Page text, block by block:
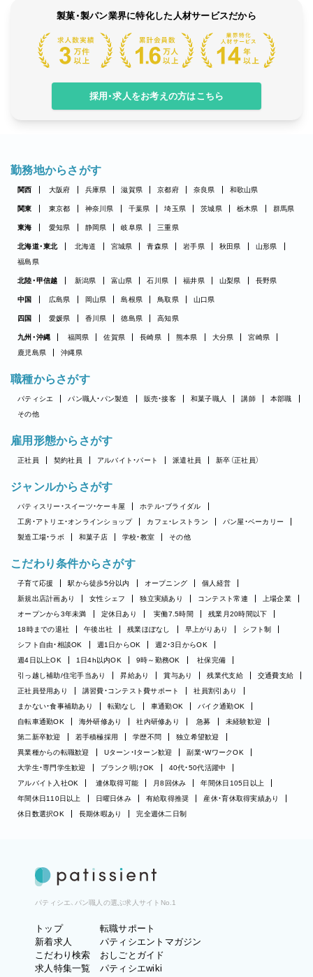
製菓・製パン業界に特化した人材サービスだから
採用・求人をお考えの方はこちら
勤務地からさがす
関西 大阪府 兵庫県 滋賀県 京都府 奈良県 和歌山県
関東 東京都 神奈川県 千葉県 埼玉県 茨城県 栃木県 群馬県
東海 愛知県 静岡県 岐阜県 三重県
北海道・東北 北海道 宮城県 青森県 岩手県 秋田県
山形県
福島県
北陸・甲信越 新潟県 富山県 石川県 福井県 山梨県 長野県
中国 広島県 岡山県 島根県 鳥取県 山口県
四国 愛媛県 香川県 徳島県 高知県
九州・沖縄 福岡県 佐賀県 長崎県 熊本県 大分県
宮崎県
鹿児島県
沖縄県
職種からさがす
パティシエ パン職人・パン製造 販売・接客 和菓子職人 講師
本部職
その他
雇用形態からさがす
正社員 契約社員 アルバイト・パート 派遣社員 新卒（正社員）
ジャンルからさがす
パティスリー・スイーツ・ケーキ屋
ホテル・ブライダル
工房・アトリエ・オンラインショップ
カフェ・レストラン
パン屋・ベーカリー
製造工場・ラボ
和菓子店 学校・教室 その他
こだわり条件からさがす
子育て応援 駅から徒歩5分以内 オープニング
個人経営
新規出店計画あり
女性シェフ 独立実績あり コンテスト常連
上場企業
オープンから3年未満
定休日あり 実働7.5時間
残業月20時間以下
18時までの退社
午後出社 残業ほぼなし 早上がりあり
シフト制
シフト自由・相談OK
週1日からOK
週2・3日からOK
週4日以上OK
1日4h以内OK 9時～勤務OK
社保完備
引っ越し補助/住宅手当あり
昇給あり 賞与あり 残業代支給
交通費支給
正社員登用あり
講習費・コンテスト費サポート
社員割引あり
まかない・食事補助あり
転勤なし 車通勤OK
バイク通勤OK
自転車通勤OK
海外研修あり 社内研修あり 急募
未経験歓迎
第二新卒歓迎
若手積極採用 学歴不問
独立希望歓迎
異業種からの転職歓迎
Uターン・Iターン歓迎
副業・WワークOK
大学生・専門学生歓迎
ブランク明けOK
40代・50代活躍中
アルバイト入社OK
連休取得可能 月8回休み
年間休日105日以上
年間休日110日以上
日曜日休み 有給取得推奨
産休・育休取得実績あり
休日数選択OK
長期休暇あり 完全週休二日制
パティシエ、パン職人の選ぶ求人サイトNo.1
トップ
新着求人
こだわり検索
求人特集一覧
転職サポート
パティシエントマガジン
おしごとガイド
パティシエwiki